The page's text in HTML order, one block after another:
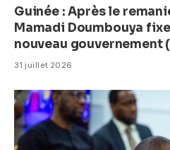
Guinée : Après le
Mamadi Doumbouya
nouveau gouvernement
31 juillet 2026